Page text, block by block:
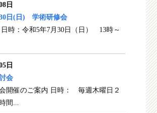
日
日(日) 学術研修会
時：令和5年7月30日（日） 13時～
日
会
開催のご案内 日時： 毎週木曜日２
間...